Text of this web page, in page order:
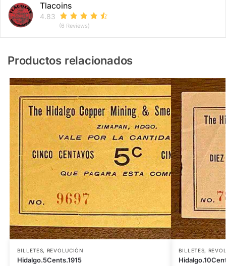
Tlacoins
4.83
(6 Reviews)
Productos relacionados
BILLETES, REVOLUCIÓN
Hidalgo.5Cents.1915
BILLETES,